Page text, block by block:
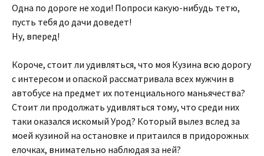
Одна по дороге не ходи! Попроси какую-нибудь тетю,
пусть тебя до дачи доведет!
Ну, вперед!
Короче, стоит ли удивляться, что моя Кузина всю дорогу
с интересом и опаской рассматривала всех мужчин в
автобусе на предмет их потенциального маньячества?
Стоит ли продолжать удивляться тому, что среди них
таки оказался искомый Урод? Который вылез вслед за
моей кузиной на остановке и притаился в придорожных
елочках, внимательно наблюдая за ней?